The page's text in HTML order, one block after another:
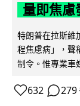
量即焦慮
特朗普在拉斯維
程焦慮病」，聲
制令。惟專業車
632 279